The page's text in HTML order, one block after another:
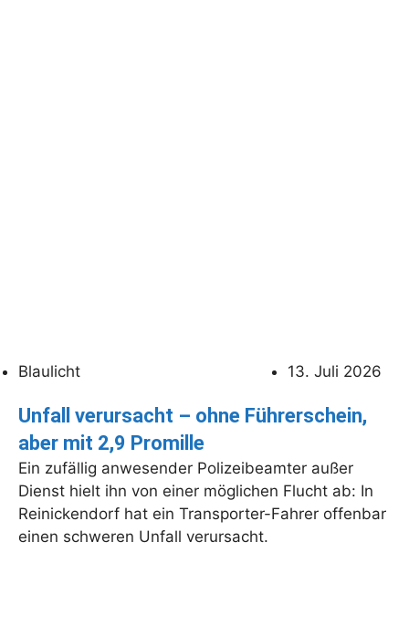
13. Juli 2026
Blaulicht
Unfall verursacht – ohne Führerschein,
aber mit 2,9 Promille
Ein zufällig anwesender Polizeibeamter außer
Dienst hielt ihn von einer möglichen Flucht ab: In
Reinickendorf hat ein Transporter-Fahrer offenbar
einen schweren Unfall verursacht.